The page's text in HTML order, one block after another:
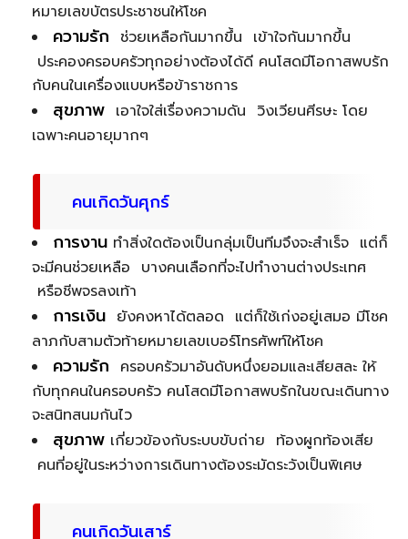
หมายเลขบัตรประชาชนให้โชค
ความรัก ช่วยเหลือกันมากขึ้น เข้าใจกันมากขึ้น
ประคองครอบครัวทุกอย่างต้องได้ดี คนโสดมีโอกาสพบรัก
กับคนในเครื่องแบบหรือข้าราชการ
สุขภาพ เอาใจใส่เรื่องความดัน วิงเวียนศีรษะ โดย
เฉพาะคนอายุมากๆ
คนเกิดวันศุกร์
การงาน ทำสิ่งใดต้องเป็นกลุ่มเป็นทีมจึงจะสำเร็จ แต่ก็
จะมีคนช่วยเหลือ บางคนเลือกที่จะไปทำงานต่างประเทศ
หรือชีพจรลงเท้า
การเงิน ยังคงหาได้ตลอด แต่ก็ใช้เก่งอยู่เสมอ มีโชค
ลาภกับสามตัวท้ายหมายเลขเบอร์โทรศัพท์ให้โชค
ความรัก ครอบครัวมาอันดับหนึ่งยอมและเสียสละ ให้
กับทุกคนในครอบครัว คนโสดมีโอกาสพบรักในขณะเดินทาง
จะสนิทสนมกันไว
สุขภาพ เกี่ยวข้องกับระบบขับถ่าย ท้องผูกท้องเสีย
คนที่อยู่ในระหว่างการเดินทางต้องระมัดระวังเป็นพิเศษ
คนเกิดวันเสาร์